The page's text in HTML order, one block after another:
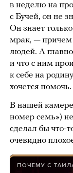
в неделю на
с Бучей, он не
Он знает
мрак, — причем
людей. А
и что с ним
к себе на
хочется помочь.
В нашей
номер семь»)
сделал бы что-
очевидно
ПОЧЕМУ С